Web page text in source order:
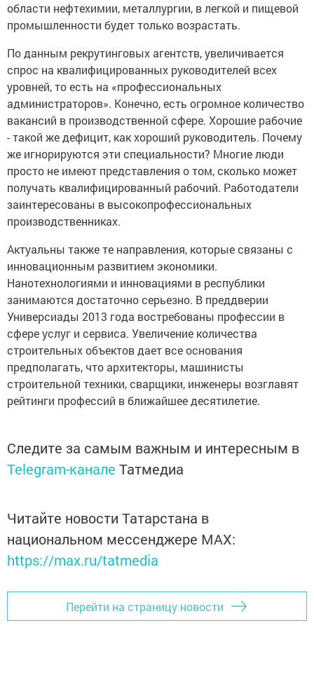
области нефтехимии, металлургии, в легкой и пищевой
промышленности будет только возрастать.
По данным рекрутинговых агентств, увеличивается
спрос на квалифицированных руководителей всех
уровней, то есть на «профессиональных
администраторов». Конечно, есть огромное количество
вакансий в производственной сфере. Хорошие рабочие
- такой же дефицит, как хороший руководитель. Почему
же игнорируются эти специальности? Многие люди
просто не имеют представления о том, сколько может
получать квалифицированный рабочий. Работодатели
заинтересованы в высокопрофессиональных
производственниках.
Актуальны также те направления, которые связаны с
инновационным развитием экономики.
Нанотехнологиями и инновациями в республики
занимаются достаточно серьезно. В преддверии
Универсиады 2013 года востребованы профессии в
сфере услуг и сервиса. Увеличение количества
строительных объектов дает все основания
предполагать, что архитекторы, машинисты
строительной техники, сварщики, инженеры возглавят
рейтинги профессий в ближайшее десятилетие.
Следите за самым важным и интересным в
Telegram-канале Татмедиа
Читайте новости Татарстана в
национальном мессенджере MАХ:
https://max.ru/tatmedia
Перейти на страницу новости